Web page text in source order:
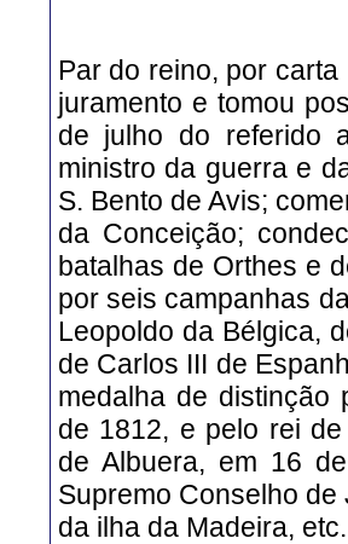
Par do reino, por
juramento e tomou
de julho do referido
ministro da guerra e
S. Bento de Avis;
da Conceição;
batalhas de Orthes e
por seis campanhas
Leopoldo da Bélgica,
de Carlos III de
medalha de distinção
de 1812, e pelo rei
de Albuera, em 16
Supremo Conselho
da ilha da Madeira,